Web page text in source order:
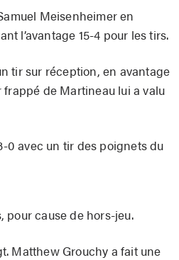
Meisenheimer en
l’avantage 15-4 pour les tirs.
tir sur réception, en avantage
frappé de Martineau lui a valu
0 avec un tir des poignets du
pour cause de hors-jeu.
Matthew Grouchy a fait une